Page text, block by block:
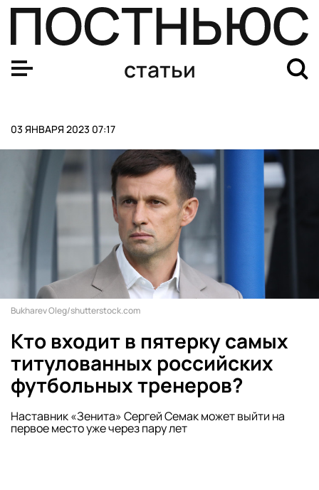
статьи
03 ЯНВАРЯ 2023 07:17
Bukharev Oleg/shutterstock.com
Кто входит в пятерку самых
титулованных российских
футбольных тренеров?
Наставник «Зенита» Сергей Семак может выйти на
первое место уже через пару лет
Кто входит в пятерку самых титулованных